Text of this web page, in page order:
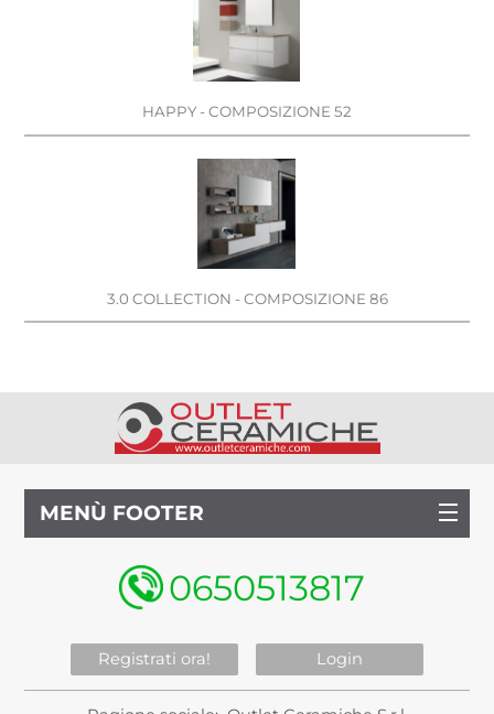
HAPPY - COMPOSIZIONE 52
3.0 COLLECTION - COMPOSIZIONE 86
MENÙ FOOTER
0650513817
Registrati ora! Login